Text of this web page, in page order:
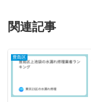
関連記事
豊島区